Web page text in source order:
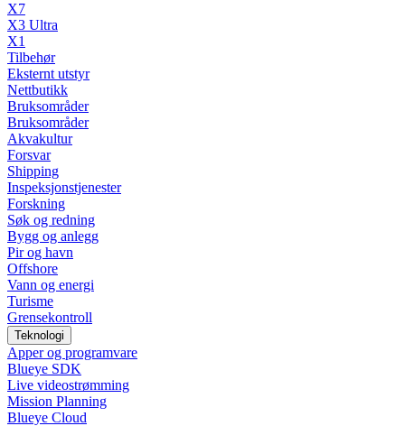
X7
X3 Ultra
X1
Tilbehør
Eksternt utstyr
Nettbutikk
Bruksområder
Bruksområder
Akvakultur
Forsvar
Shipping
Inspeksjonstjenester
Forskning
Søk og redning
Bygg og anlegg
Pir og havn
Offshore
Vann og energi
Turisme
Grensekontroll
Teknologi
Apper og programvare
Blueye SDK
Live videostrømming
Mission Planning
Blueye Cloud